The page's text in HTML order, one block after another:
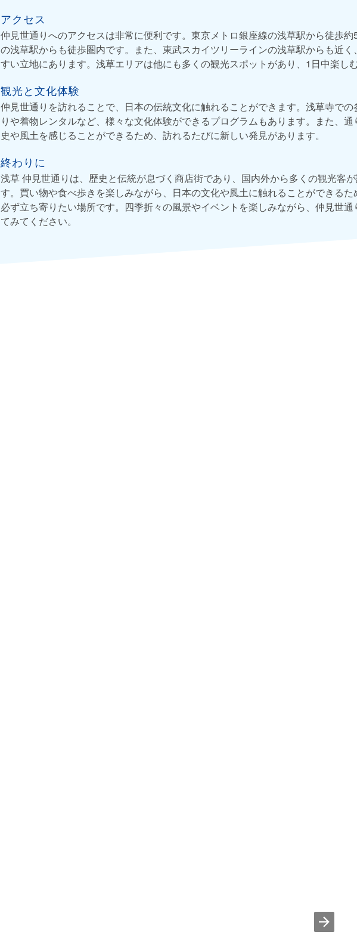
アクセス
仲見世通りへのアクセスは非常に便利です。東京メトロ銀座線の浅草駅から徒歩
の浅草駅からも徒歩圏内です。また、東武スカイツリーラインの浅草駅からも近
すい立地にあります。浅草エリアは他にも多くの観光スポットがあり、1日中楽し
観光と文化体験
仲見世通りを訪れることで、日本の伝統文化に触れることができます。浅草寺で
りや着物レンタルなど、様々な文化体験ができるプログラムもあります。また、
史や風土を感じることができるため、訪れるたびに新しい発見があります。
終わりに
浅草 仲見世通りは、歴史と伝統が息づく商店街であり、国内外から多くの観光客
す。買い物や食べ歩きを楽しみながら、日本の文化や風土に触れることができる
必ず立ち寄りたい場所です。四季折々の風景やイベントを楽しみながら、仲見世
てみてください。